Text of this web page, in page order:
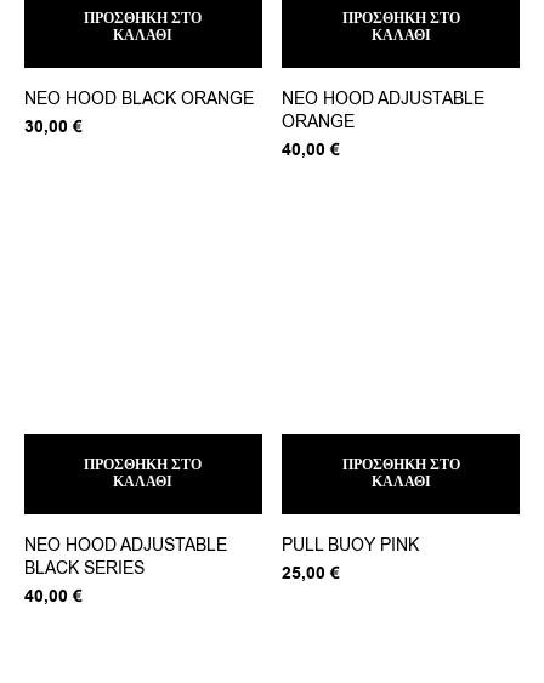
ΠΡΟΣΘΉΚΗ ΣΤΟ
ΚΑΛΆΘΙ
NEO HOOD BLACK ORANGE
30,00 €
ΠΡΟΣΘΉΚΗ ΣΤΟ
ΚΑΛΆΘΙ
NEO HOOD ADJUSTABLE
ORANGE
40,00€
ΠΡΟΣΘΉΚΗ ΣΤΟ
ΚΑΛΆΘΙ
NEO HOOD ADJUSTABLE
BLACK SERIES
40,00 €
ΠΡΟΣΘΉΚΗ ΣΤΟ
ΚΑΛΆΘΙ
PULL BUOY PINK
25,00€